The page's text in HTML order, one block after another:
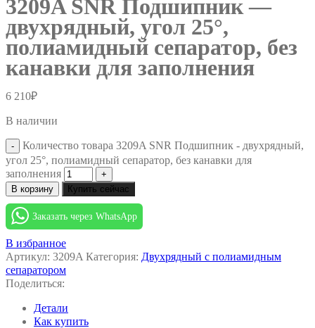
3209A SNR Подшипник —
двухрядный, угол 25°,
полиамидный сепаратор, без
канавки для заполнения
6 210₽
В наличии
Количество товара 3209A SNR Подшипник - двухрядный,
угол 25°, полиамидный сепаратор, без канавки для
заполнения
В корзину Купить сейчас
Заказать через WhatsApp
В избранное
Артикул: 3209A Категория: Двухрядный с полиамидным
сепаратором
Поделиться:
Детали
Как купить